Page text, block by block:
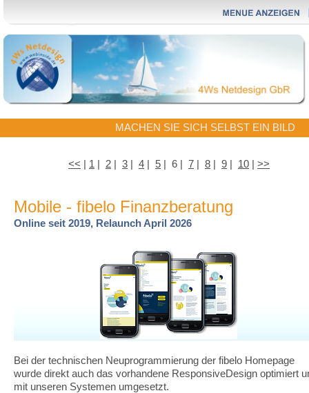
MACHEN SIE SICH SELBST EIN BILD
<< 1 2 3 4 5 | 6 | 7 8 9 10 >>
Mobile - fibelo Finanzberatung
Online seit 2019, Relaunch April 2026
Bei der technischen Neuprogrammierung der fibelo Homepage
wurde direkt auch das vorhandene ResponsiveDesign optimiert
mit unseren Systemen umgesetzt.